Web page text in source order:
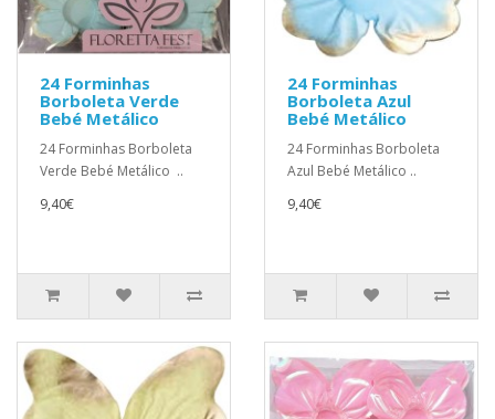
24 Forminhas
Borboleta Verde
Bebé Metálico
24 Forminhas Borboleta
Verde Bebé Metálico ..
9,40€
24 Forminhas
Borboleta Azul
Bebé Metálico
24 Forminhas Borboleta
Azul Bebé Metálico ..
9,40€